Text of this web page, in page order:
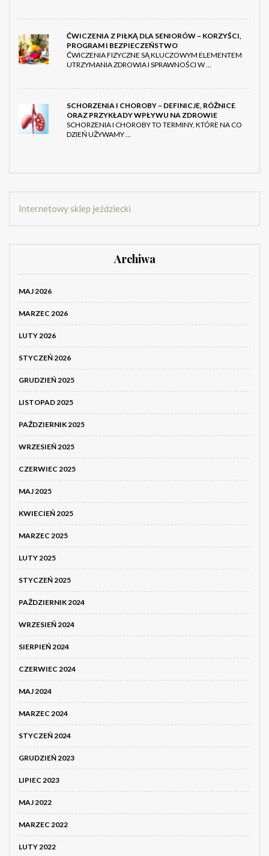
ĆWICZENIA Z PIŁKĄ DLA SENIORÓW – KORZYŚCI,
PROGRAM I BEZPIECZEŃSTWO
ĆWICZENIA FIZYCZNE SĄ KLUCZOWYM ELEMENTEM
UTRZYMANIA ZDROWIA I SPRAWNOŚCI W …
SCHORZENIA I CHOROBY – DEFINICJE, RÓŻNICE
ORAZ PRZYKŁADY WPŁYWU NA ZDROWIE
SCHORZENIA I CHOROBY TO TERMINY, KTÓRE NA CO
DZIEŃ UŻYWAMY …
Internetowy sklep jeździecki
Archiwa
MAJ 2026
MARZEC 2026
LUTY 2026
STYCZEŃ 2026
GRUDZIEŃ 2025
LISTOPAD 2025
PAŹDZIERNIK 2025
WRZESIEŃ 2025
CZERWIEC 2025
MAJ 2025
KWIECIEŃ 2025
MARZEC 2025
LUTY 2025
STYCZEŃ 2025
PAŹDZIERNIK 2024
WRZESIEŃ 2024
SIERPIEŃ 2024
CZERWIEC 2024
MAJ 2024
MARZEC 2024
STYCZEŃ 2024
GRUDZIEŃ 2023
LIPIEC 2023
MAJ 2022
MARZEC 2022
LUTY 2022